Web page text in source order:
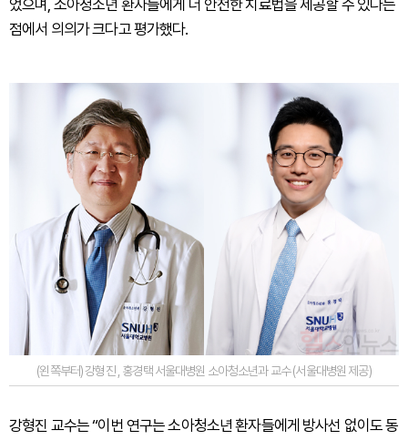
었으며, 소아청소년 환자들에게 더 안전한 치료법을 제공할 수 있다는
점에서 의의가 크다고 평가했다.
(왼쪽부터) 강형진 , 홍경택 서울대병원 소아청소년과 교수 (서울대병원 제공)
강형진 교수는 “이번 연구는 소아청소년 환자들에게 방사선 없이도 동